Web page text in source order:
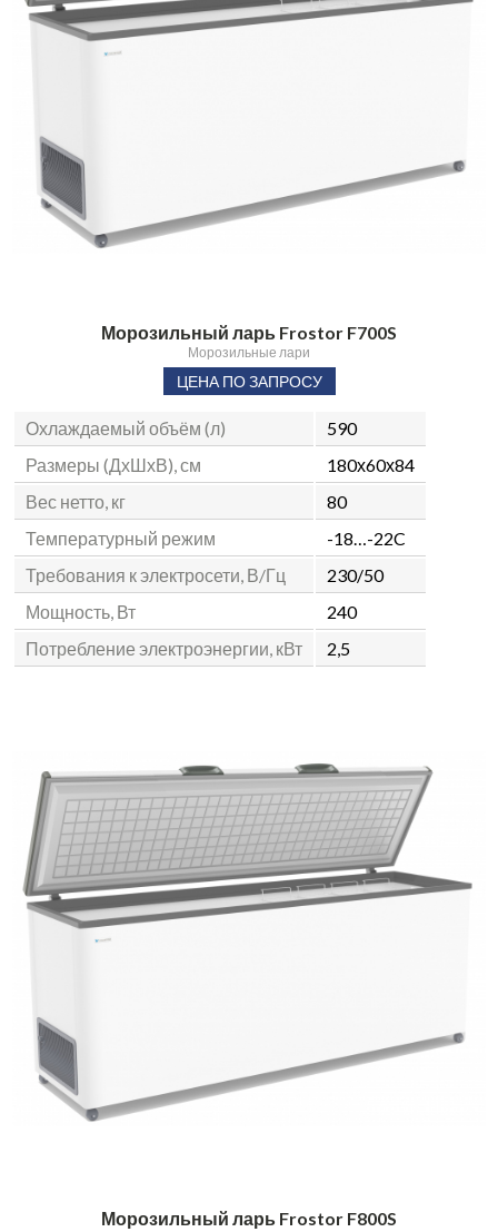
Морозильный ларь Frostor F700S
Морозильные лари
ЦЕНА ПО ЗАПРОСУ
Охлаждаемый объём (л)
590
Размеры (ДхШхВ), см
180х60х84
Вес нетто, кг
80
Температурный режим
-18…-22C
Требования к электросети, В/Гц
230/50
Мощность, Вт
240
Потребление электроэнергии, кВт
2,5
Морозильный ларь Frostor F800S